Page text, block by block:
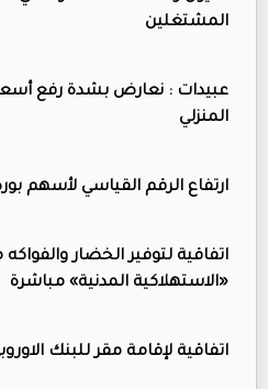
المشتغلين
عبيدات : نعارض بشدة رفع
المنزلي
ارتفاع الرقم القياسي لأسهم
اتفاقية لتوفير الخضار والفواكه
«الاستهلاكية المدنية» مباشرة
اتفاقية لإقامة مقر للبنك